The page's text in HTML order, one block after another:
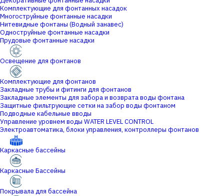
Комплектующие для фонтанных насадок
Многоструйные фонтанные насадки
Нитевидные фонтаны (Водный занавес)
Одноструйные фонтанные насадки
Прудовые фонтанные насадки
Освещение для фонтанов
Комплектующие для фонтанов
Закладные трубы и фитинги для фонтанов
Закладные элементы для забора и возврата воды фонтана
Защитные фильтрующие сетки на забор воды фонтаном
Подводные кабельные вводы
Управление уровнем воды WATER LEVEL CONTROL
Электроавтоматика, блоки управления, контроллеры фонтанов
Каркасные бассейны
Каркасные Бассейны
Покрывала для бассейна